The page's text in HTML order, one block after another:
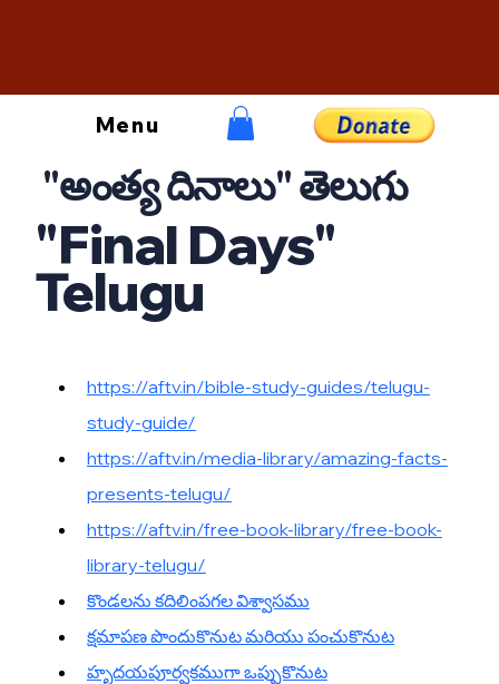
Menu
"అంత్య దినాలు" తెలుగు
"Final Days"
Telugu
https://aftv.in/bible-study-guides/telugu-
study-guide/
https://aftv.in/media-library/amazing-facts-
presents-telugu/
https://aftv.in/free-book-library/free-book-
library-telugu/
కొండలను కదిలింపగల విశ్వాసము
క్షమాపణ పొందుకొనుట మరియు పంచుకొనుట
హృదయపూర్వకముగా ఒప్పుకొనుట